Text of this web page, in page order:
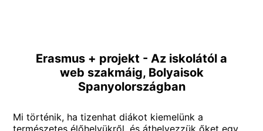
A résztvevők kiválasztása
Projektek
Útmutató
Médiaszereplések
Erasmus + projekt - Az iskolától a
web szakmáig, Bolyaisok
Spanyolországban
Mi történik, ha tizenhat diákot kiemelünk a
természetes élőhelyükről, és áthelyezzük őket egy